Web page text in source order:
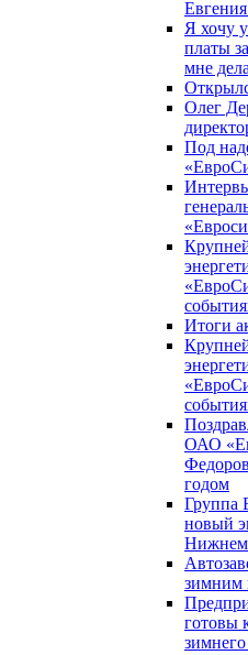
Я хочу
платы
мне
Олег
Под
Итоги
ОАО
годом
Группа
новый
Нижнем
зимним
готовы